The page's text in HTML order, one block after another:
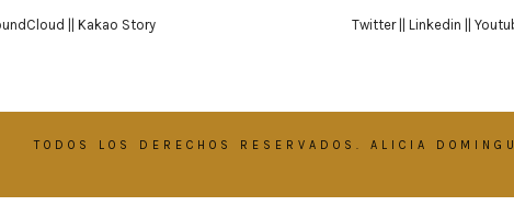
Kakao Story Twitter|| Linkedin
TODOS LOS DERECHOS RESERVADOS. ALICIA